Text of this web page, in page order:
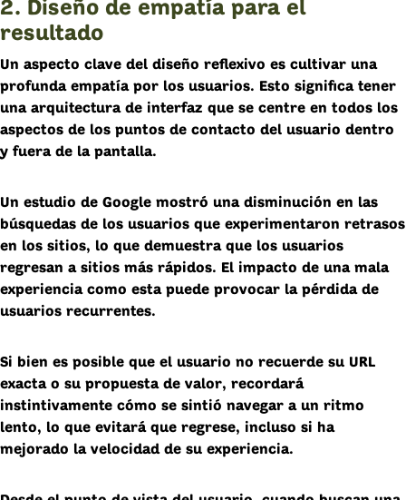
2. Diseño de empatía para el
resultado
Un aspecto clave del diseño reflexivo es cultivar una
profunda empatía por los usuarios. Esto significa tener
una arquitectura de interfaz que se centre en todos los
aspectos de los puntos de contacto del usuario dentro
y fuera de la pantalla.
Un estudio de Google mostró una disminución en las
búsquedas de los usuarios que experimentaron retrasos
en los sitios, lo que demuestra que los usuarios
regresan a sitios más rápidos. El impacto de una mala
experiencia como esta puede provocar la pérdida de
usuarios recurrentes.
Si bien es posible que el usuario no recuerde su URL
exacta o su propuesta de valor, recordará
instintivamente cómo se sintió navegar a un ritmo
lento, lo que evitará que regrese, incluso si ha
mejorado la velocidad de su experiencia.